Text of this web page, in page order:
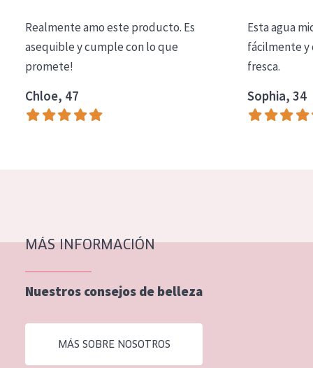
Essentials
Lift+
Expert
Piel madura
Piel menopáusica
EDAD
Realmente amo este producto. Es
asequible y cumple con lo que
promete!
Chloe, 47
Esta agua
fácilmente y
fresca.
Sophia, 34
MÁS INFORMACIÓN
Nuestros consejos de belleza
MÁS SOBRE NOSOTROS